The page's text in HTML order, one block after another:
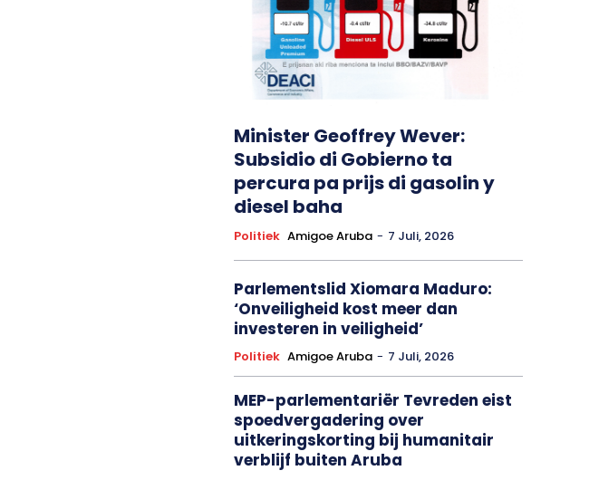
Minister Geoffrey Wever:
Subsidio di Gobierno ta
percura pa prijs di gasolin y
diesel baha
Politiek Amigoe Aruba - 7 Juli, 2026
Parlementslid Xiomara Maduro:
‘Onveiligheid kost meer dan
investeren in veiligheid’
Politiek Amigoe Aruba - 7 Juli, 2026
MEP-parlementariër Tevreden eist
spoedvergadering over
uitkeringskorting bij humanitair
verblijf buiten Aruba